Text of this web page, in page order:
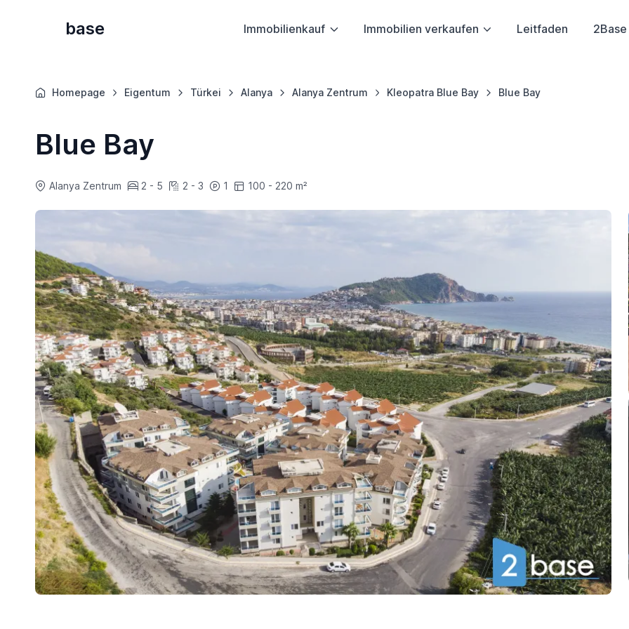
base Immobilienkauf Immobilien verkaufen Leitfaden 2Base
Homepage Eigentum Türkei Alanya Alanya Zentrum Kleopatra Blue Bay Blue Bay
Blue Bay
Alanya Zentrum 2 - 5 2 - 3 1 100 - 220 m²